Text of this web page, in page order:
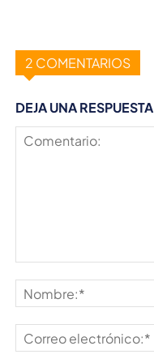
2 COMENTARIOS
DEJA UNA RESPUESTA